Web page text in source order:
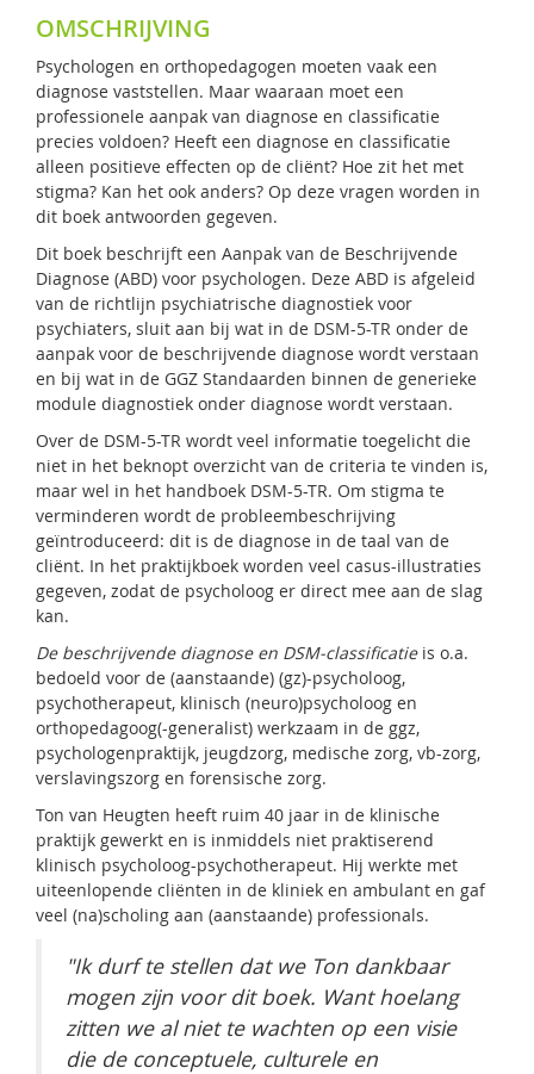
OMSCHRIJVING
Psychologen en orthopedagogen moeten vaak een
diagnose vaststellen. Maar waaraan moet een
professionele aanpak van diagnose en classificatie
precies voldoen? Heeft een diagnose en classificatie
alleen positieve effecten op de cliënt? Hoe zit het met
stigma? Kan het ook anders? Op deze vragen worden in
dit boek antwoorden gegeven.
Dit boek beschrijft een Aanpak van de Beschrijvende
Diagnose (ABD) voor psychologen. Deze ABD is afgeleid
van de richtlijn psychiatrische diagnostiek voor
psychiaters, sluit aan bij wat in de DSM-5-TR onder de
aanpak voor de beschrijvende diagnose wordt verstaan
en bij wat in de GGZ Standaarden binnen de generieke
module diagnostiek onder diagnose wordt verstaan.
Over de DSM-5-TR wordt veel informatie toegelicht die
niet in het beknopt overzicht van de criteria te vinden is,
maar wel in het handboek DSM-5-TR. Om stigma te
verminderen wordt de probleembeschrijving
geïntroduceerd: dit is de diagnose in de taal van de
cliënt. In het praktijkboek worden veel casus-illustraties
gegeven, zodat de psycholoog er direct mee aan de slag
kan.
De beschrijvende diagnose en DSM-classificatie is o.a.
bedoeld voor de (aanstaande) (gz)-psycholoog,
psychotherapeut, klinisch (neuro)psycholoog en
orthopedagoog(-generalist) werkzaam in de ggz,
psychologenpraktijk, jeugdzorg, medische zorg, vb-zorg,
verslavingszorg en forensische zorg.
Ton van Heugten heeft ruim 40 jaar in de klinische
praktijk gewerkt en is inmiddels niet praktiserend
klinisch psycholoog-psychotherapeut. Hij werkte met
uiteenlopende cliënten in de kliniek en ambulant en gaf
veel (na)scholing aan (aanstaande) professionals.
"Ik durf te stellen dat we Ton dankbaar
mogen zijn voor dit boek. Want hoelang
zitten we al niet te wachten op een visie
die de conceptuele, culturele en